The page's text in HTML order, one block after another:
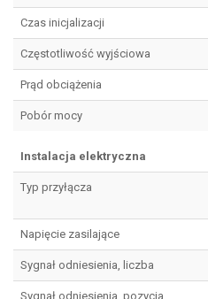
Czas inicjalizacji
Częstotliwość wyjściowa
Prąd obciążenia
Pobór mocy
Instalacja elektryczna
Typ przyłącza
Napięcie zasilające
Sygnał odniesienia, liczba
Sygnał odniesienia, pozycja